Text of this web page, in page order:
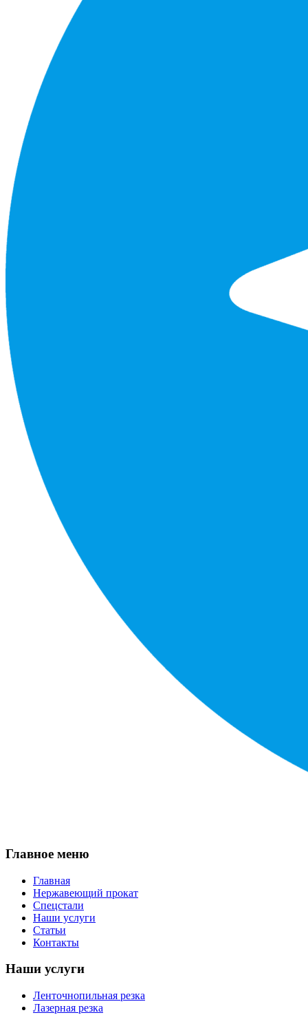
Главное меню
Главная
Нержавеющий прокат
Спецстали
Наши услуги
Статьи
Контакты
Наши услуги
Ленточнопильная резка
Лазерная резка